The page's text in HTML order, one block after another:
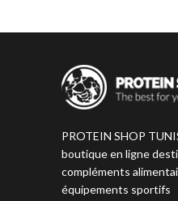
PROTEIN SHOP
boutique en ligne
compléments
équipements sportifs